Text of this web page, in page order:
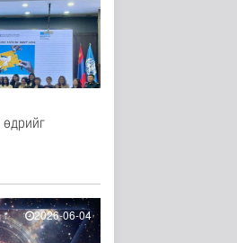
5 минутын өмнө
ойртуулна
39 минутын өмнө
иргэдээс
1 минутын өмнө
2026-06-04